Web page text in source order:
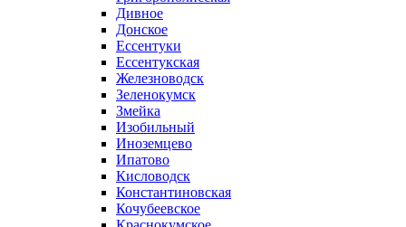
Дивное
Донское
Ессентуки
Ессентукская
Железноводск
Зеленокумск
Змейка
Изобильный
Иноземцево
Ипатово
Кисловодск
Константиновская
Кочубеевское